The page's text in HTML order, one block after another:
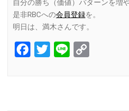
自分の勝ち（価値）パターンを増
是非RBCへの会員登録を。
明日は、満木さんです。
Facebook
Twitter
Line